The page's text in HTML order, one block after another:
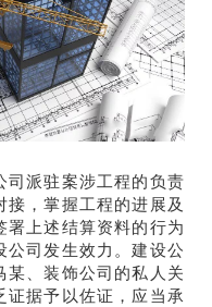
司派驻案涉工程的负责
接，掌握工程的进展及
署上述结算资料的行为
公司发生效力。建设公
某、装饰公司的私人关
证据予以佐证，应当承